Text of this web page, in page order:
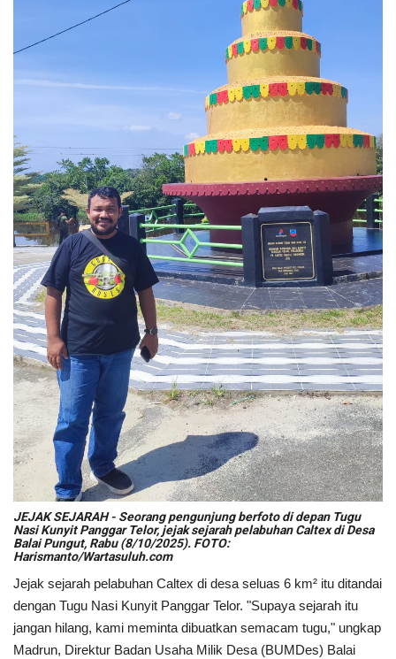
JEJAK SEJARAH - Seorang pengunjung berfoto di depan Tugu
Nasi Kunyit Panggar Telor, jejak sejarah pelabuhan Caltex di Desa
Balai Pungut, Rabu (8/10/2025). FOTO:
Harismanto/Wartasuluh.com
Jejak sejarah pelabuhan Caltex di desa seluas 6 km² itu ditandai
dengan Tugu Nasi Kunyit Panggar Telor. "Supaya sejarah itu
jangan hilang, kami meminta dibuatkan semacam tugu," ungkap
Madrun, Direktur Badan Usaha Milik Desa (BUMDes) Balai